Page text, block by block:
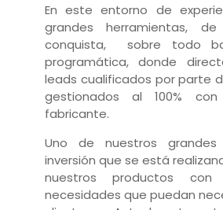
En este entorno de
grandes herramientas,
conquista, sobre todo
programática, donde
leads cualificados por parte
gestionados al 100%
fabricante.
Uno de nuestros
inversión que se está
nuestros productos con
necesidades que puedan